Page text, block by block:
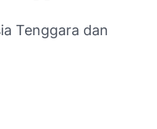
Tenggara dan